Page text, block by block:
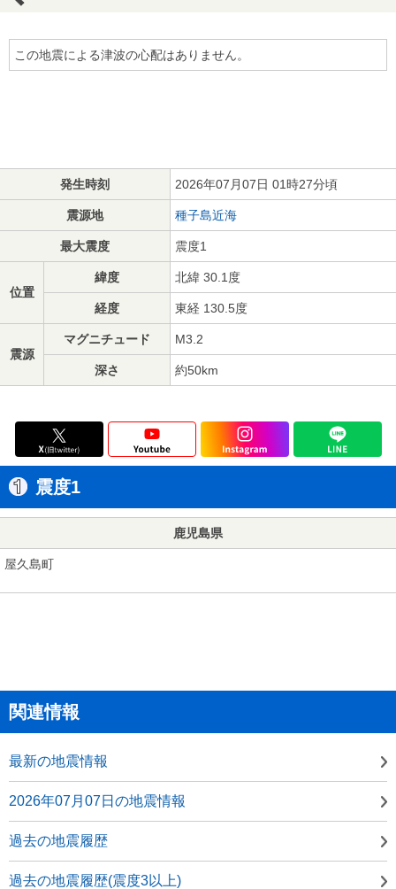
この地震による津波の心配はありません。
発生時刻 2026年07月07日 01時27分頃
震源地 種子島近海
最大震度 震度1
位置
緯度 北緯 30.1度
経度 東経 130.5度
震源
マグニチュード M3.2
深さ 約50km
震度1
鹿児島県
屋久島町
関連情報
最新の地震情報
2026年07月07日の地震情報
過去の地震履歴
過去の地震履歴(震度3以上)